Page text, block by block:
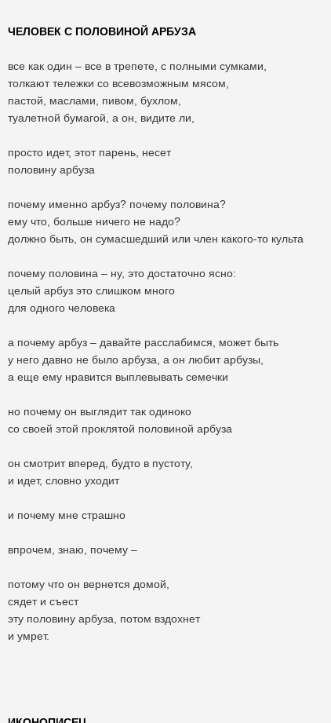
ЧЕЛОВЕК С ПОЛОВИНОЙ АРБУЗА
все как один – все в трепете, с полными сумками,
толкают тележки со всевозможным мясом,
пастой, маслами, пивом, бухлом,
туалетной бумагой, а он, видите ли,
просто идет, этот парень, несет
половину арбуза
почему именно арбуз? почему половина?
ему что, больше ничего не надо?
должно быть, он сумасшедший или член какого-то культа
почему половина – ну, это достаточно ясно:
целый арбуз это слишком много
для одного человека
а почему арбуз – давайте расслабимся, может быть
у него давно не было арбуза, а он любит арбузы,
а еще ему нравится выплевывать семечки
но почему он выглядит так одиноко
со своей этой проклятой половиной арбуза
он смотрит вперед, будто в пустоту,
и идет, словно уходит
и почему мне страшно
впрочем, знаю, почему –
потому что он вернется домой,
сядет и съест
эту половину арбуза, потом вздохнет
и умрет.